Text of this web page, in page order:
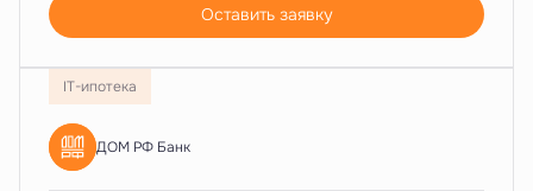
Оставить заявку
IT-ипотека
ДОМ РФ Банк